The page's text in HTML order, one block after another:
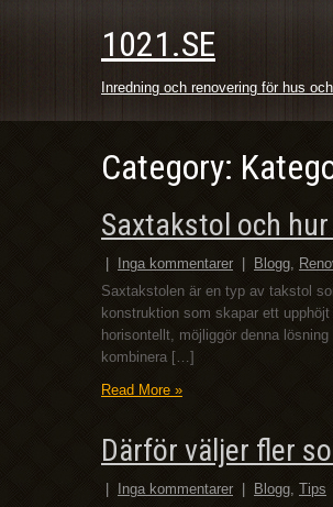
1021.SE
Inredning och renovering för hus
Category:
Saxtakstol och
Inga kommentarer Blogg,
Saxtakstolen är en typ av takstol
konstruktion som skapar ett
horisontellt, möjliggör denna
kombinera […]
Read More »
Därför väljer fler
Inga kommentarer Blogg, Tips